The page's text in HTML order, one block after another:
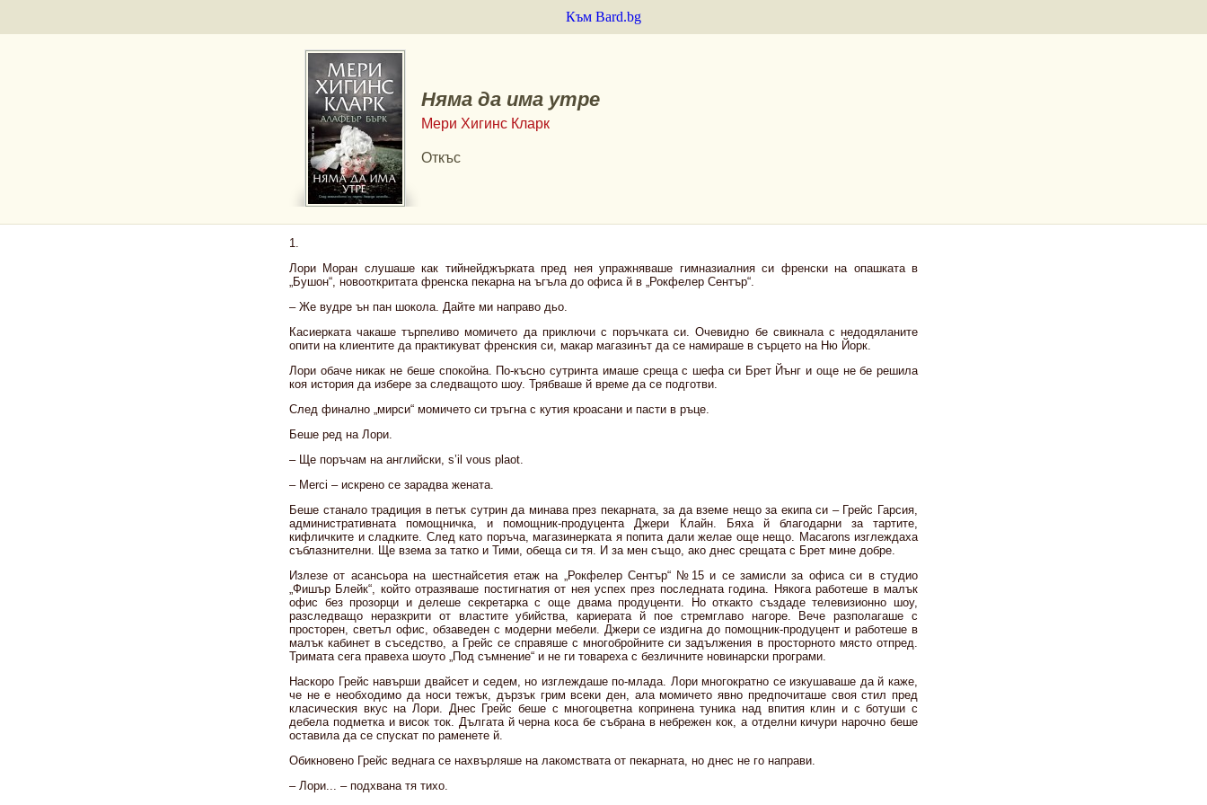
Към Bard.bg
Няма да има утре
Мери Хигинс Кларк
Откъс
1.
Лори Моран слушаше как тийнейджърката пред нея упражняваше гимназиалния си френски на опашката в
„Бушон“, новооткритата френска пекарна на ъгъла до офиса й в „Рокфелер Сентър“.
– Же вудре ън пан шокола. Дайте ми направо дьо.
Касиерката чакаше търпеливо момичето да приключи с поръчката си. Очевидно бе свикнала с недодяланите
опити на клиентите да практикуват френския си, макар магазинът да се намираше в сърцето на Ню Йорк.
Лори обаче никак не беше спокойна. По-късно сут­ринта имаше среща с шефа си Брет Йънг и още не бе решила
коя история да избере за следващото шоу. Трябваше й време да се подготви.
След финално „мирси“ момичето си тръгна с кутия кроасани и пасти в ръце.
Беше ред на Лори.
– Ще поръчам на английски, s’il vous plaоt.
– Merci – искрено се зарадва жената.
Беше станало традиция в петък сутрин да минава през пекарната, за да вземе нещо за екипа си – Грейс Гарсия,
административната помощничка, и помощник-продуцента Джери Клайн. Бяха й благодарни за тартите,
кифличките и сладките. След като поръча, магазинерката я попита дали желае още нещо. Macarons изглеждаха
съблазнителни. Ще взема за татко и Тими, обеща си тя. И за мен също, ако днес срещата с Брет мине добре.
Излезе от асансьора на шестнайсетия етаж на „Рокфелер Сентър“ №15 и се замисли за офиса си в студио
„Фишър Блейк“, който отразяваше постигнатия от нея успех през последната година. Някога работеше в малък
офис без прозорци и делеше ­секретарка с още двама продуценти. Но откакто създаде телевизионно шоу,
разследващо неразкрити от властите убийства, кариерата й пое стремглаво нагоре. Вече разполагаше с
просторен, светъл офис, обзаведен с модерни мебели. Джери се издигна до помощник-продуцент и работеше в
малък кабинет в съседство, а Грейс се справяше с многобройните си задължения в просторното място отпред.
Тримата сега правеха шоуто „Под съмнение“ и не ги товареха с безличните новинарски програми.
Наскоро Грейс навърши двайсет и седем, но изглеждаше по-млада. Лори многократно се изкушаваше да й каже,
че не е необходимо да носи тежък, дързък грим всеки ден, ала момичето явно предпочиташе своя стил пред
класическия вкус на Лори. Днес Грейс беше с многоцветна копринена туника над впития клин и с ботуши с
дебела подметка и висок ток. Дългата й черна коса бе събрана в небрежен кок, а отделни кичури нарочно беше
оставила да се спускат по раменете й.
Обикновено Грейс веднага се нахвърляше на лакомствата от пекарната, но днес не го направи.
– Лори... – подхвана тя тихо.